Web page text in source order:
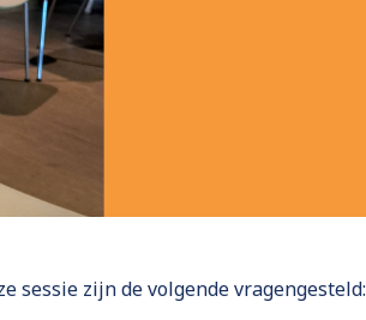
sessie zijn de volgende vragengesteld: